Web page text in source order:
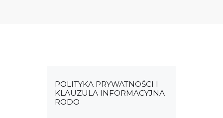
POLITYKA PRYWATNOŚCI I
KLAUZULA INFORMACYJNA
RODO